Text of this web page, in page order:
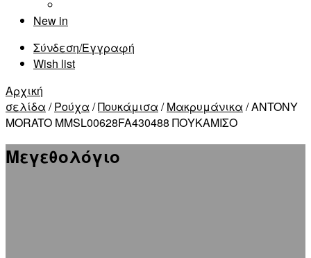
New in
Σύνδεση/Εγγραφή
Wish list
Αρχική
σελίδα /Ρούχα /Πουκάμισα /Μακρυμάνικα / ANTONY
MORATO MMSL00628FA430488 ΠΟΥΚΑΜΙΣΟ
Μεγεθολόγιο